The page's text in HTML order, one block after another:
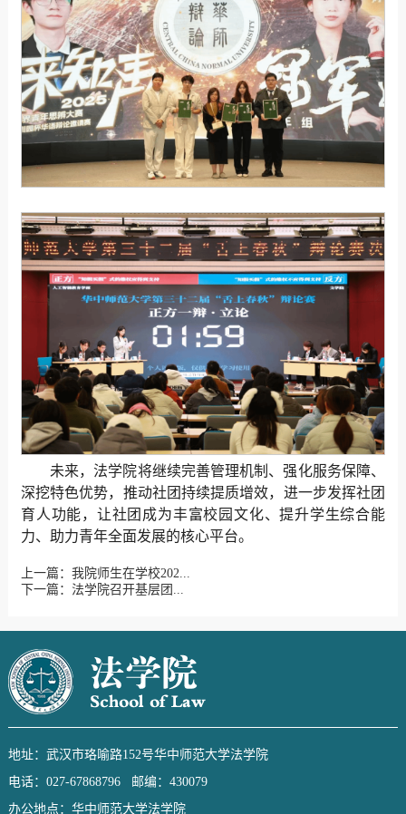
未来，法学院将继续完善管理机制、强化服务保障、
深挖特色优势，推动社团持续提质增效，进一步发挥社团
育人功能，让社团成为丰富校园文化、提升学生综合能
力、助力青年全面发展的核心平台。
上一篇：我院师生在学校202...
下一篇：法学院召开基层团...
地址：武汉市珞喻路152号华中师范大学法学院
电话：027-67868796 邮编：430079
办公地点：华中师范大学法学院